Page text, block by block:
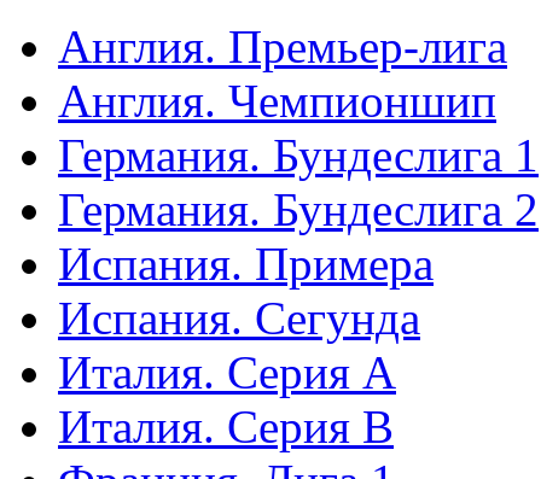
Англия. Премьер-лига
Англия. Чемпионшип
Германия. Бундеслига 1
Германия. Бундеслига 2
Испания. Примера
Испания. Сегунда
Италия. Серия А
Италия. Серия B